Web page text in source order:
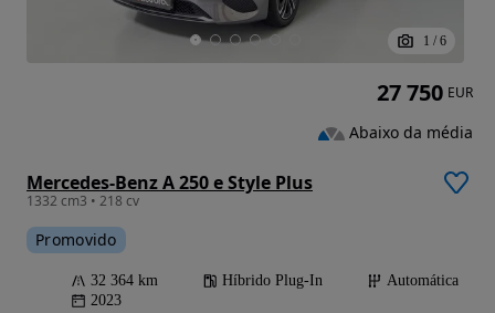
1 / 6
Mercedes-Benz A 250 e Style Plus
1332 cm3 • 218 cv
Promovido
32 364 km Híbrido Plug-In
Automática
2023
27 750 EUR
Abaixo da média